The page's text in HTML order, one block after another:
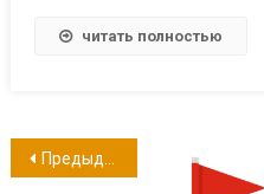
читать полностью
Навигация
Предыдущие записи